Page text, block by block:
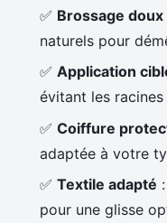
✅ Brossage doux
naturels pour
✅ Application
évitant les racines
✅ Coiffure
adaptée à votre
✅ Textile adapté
pour une glisse